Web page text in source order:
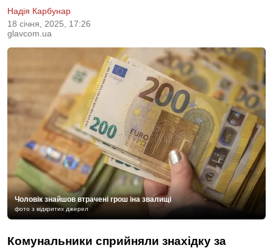
18 сiчня, 2025, 17:26
glavcom.ua
Надія Карбунар
Чоловік знайшов втрачені грош іна звалищі
фото з відкритих джерел
Комунальники сприйняли знахідку за